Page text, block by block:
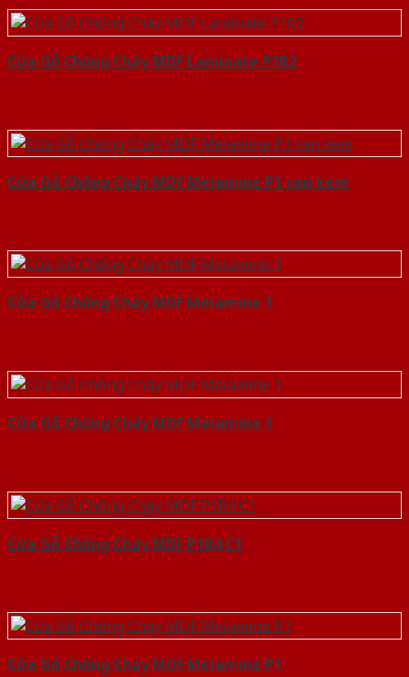
Cửa Gỗ Chống Cháy MDF Laminate P1R2
Cửa Gỗ Chống Cháy MDF Melamine P1 van kem
Cửa Gỗ Chống Cháy MDF Melamine 1
Cửa Gỗ Chống Cháy MDF Melamine 1
Cửa Gỗ Chống Cháy MDF P1R4 C1
Cửa Gỗ Chống Cháy MDF Melamine P1